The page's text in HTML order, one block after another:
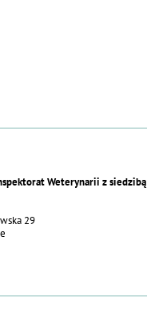
Weterynarii z siedzibą
29